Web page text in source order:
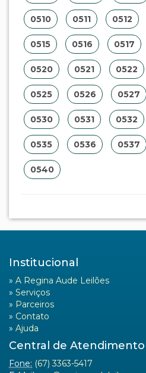
0510 0511 0512
0515 0516 0517
0520 0521 0522
0525 0526 0527
0530 0531 0532
0535 0536 0537
0540
Institucional
» A Regina Aude Leilões
» Serviços
» Parceiros
» Contato
» Ajuda
Central de Atendimento
Fone: (67) 3363-5417